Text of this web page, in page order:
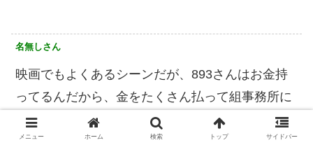
名無しさん
映画でもよくあるシーンだが、893さんはお金持
ってるんだから、金をたくさん払って組事務所に
来てもらってやってもらえばいいのにね。
メニュー ホーム 検索 トップ サイドバー